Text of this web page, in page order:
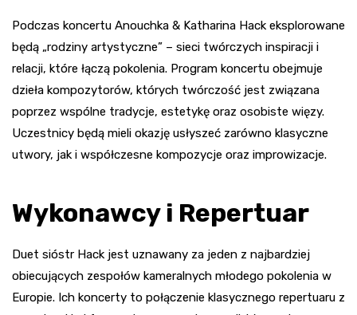
Podczas koncertu Anouchka & Katharina Hack eksplorowane
będą „rodziny artystyczne” – sieci twórczych inspiracji i
relacji, które łączą pokolenia. Program koncertu obejmuje
dzieła kompozytorów, których twórczość jest związana
poprzez wspólne tradycje, estetykę oraz osobiste więzy.
Uczestnicy będą mieli okazję usłyszeć zarówno klasyczne
utwory, jak i współczesne kompozycje oraz improwizacje.
Wykonawcy i Repertuar
Duet sióstr Hack jest uznawany za jeden z najbardziej
obiecujących zespołów kameralnych młodego pokolenia w
Europie. Ich koncerty to połączenie klasycznego repertuaru z